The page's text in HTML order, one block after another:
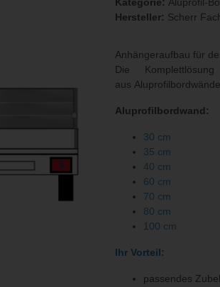
Hersteller: Scherr
Anhängeraufbau für
Die
aus
Aluprofilbordwand:
30 cm
35 cm
40 cm
60 cm
70 cm
80 cm
100 cm
Ihr Vorteil:
passendes